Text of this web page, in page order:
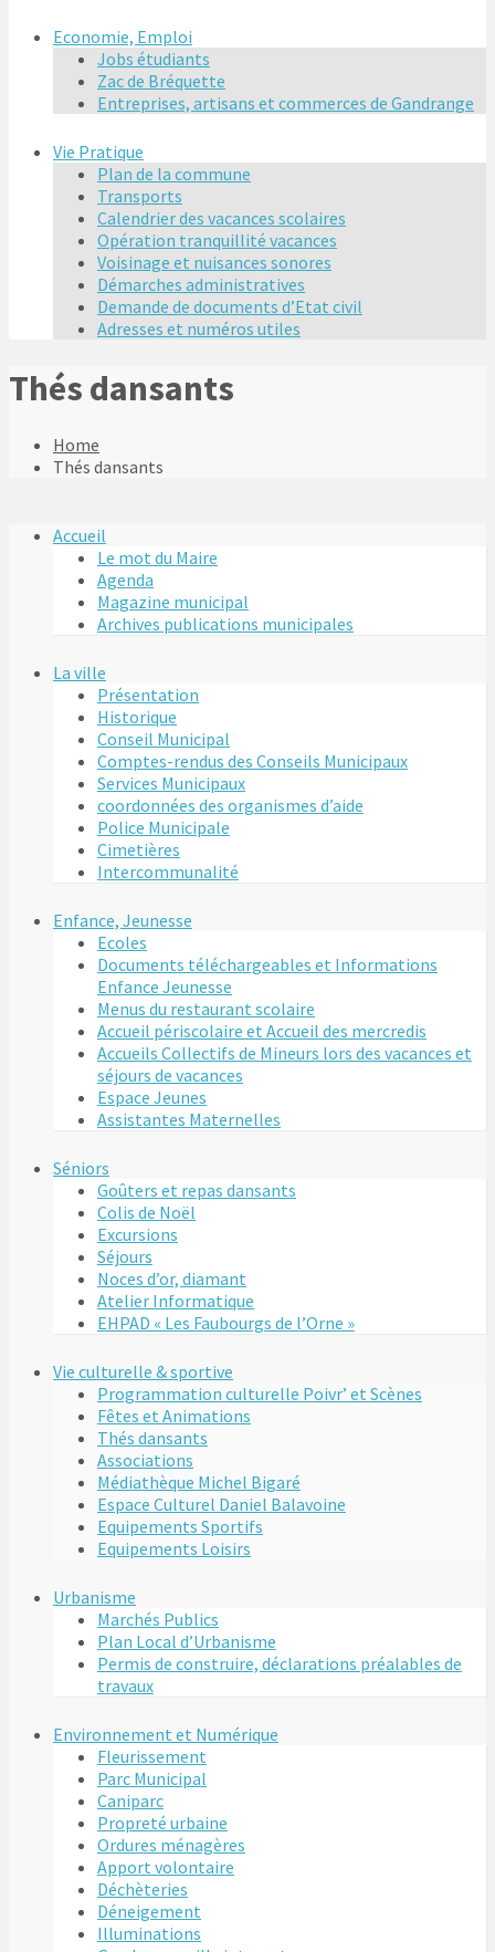
Economie, Emploi
Jobs étudiants
Zac de Bréquette
Entreprises, artisans et commerces de Gandrange
Vie Pratique
Plan de la commune
Transports
Calendrier des vacances scolaires
Opération tranquillité vacances
Voisinage et nuisances sonores
Démarches administratives
Demande de documents d’Etat civil
Adresses et numéros utiles
Thés dansants
Home
Thés dansants
Accueil
Le mot du Maire
Agenda
Magazine municipal
Archives publications municipales
La ville
Présentation
Historique
Conseil Municipal
Comptes-rendus des Conseils Municipaux
Services Municipaux
coordonnées des organismes d’aide
Police Municipale
Cimetières
Intercommunalité
Enfance, Jeunesse
Ecoles
Documents téléchargeables et Informations
Enfance Jeunesse
Menus du restaurant scolaire
Accueil périscolaire et Accueil des mercredis
Accueils Collectifs de Mineurs lors des vacances et
séjours de vacances
Espace Jeunes
Assistantes Maternelles
Séniors
Goûters et repas dansants
Colis de Noël
Excursions
Séjours
Noces d’or, diamant
Atelier Informatique
EHPAD « Les Faubourgs de l’Orne »
Vie culturelle & sportive
Programmation culturelle Poivr’ et Scènes
Fêtes et Animations
Thés dansants
Associations
Médiathèque Michel Bigaré
Espace Culturel Daniel Balavoine
Equipements Sportifs
Equipements Loisirs
Urbanisme
Marchés Publics
Plan Local d’Urbanisme
Permis de construire, déclarations préalables de
travaux
Environnement et Numérique
Fleurissement
Parc Municipal
Caniparc
Propreté urbaine
Ordures ménagères
Apport volontaire
Déchèteries
Déneigement
Illuminations